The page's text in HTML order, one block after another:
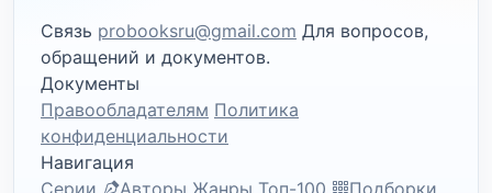
Связь probooksru@gmail.com Для вопросов,
обращений и документов.
Документы
Правообладателям Политика
конфиденциальности
Навигация